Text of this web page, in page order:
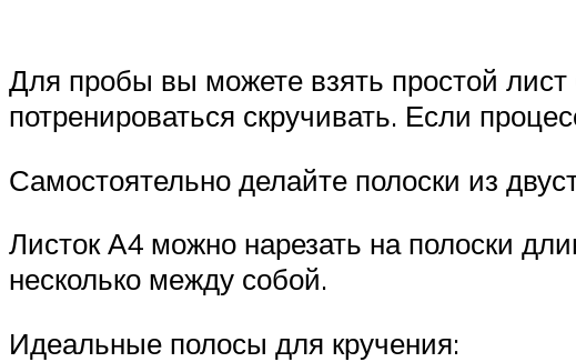
Для пробы вы можете взять простой
потренироваться скручивать. Если
Самостоятельно делайте полоски из
Листок А4 можно нарезать на полоски
несколько между собой.
Идеальные полосы для кручения: